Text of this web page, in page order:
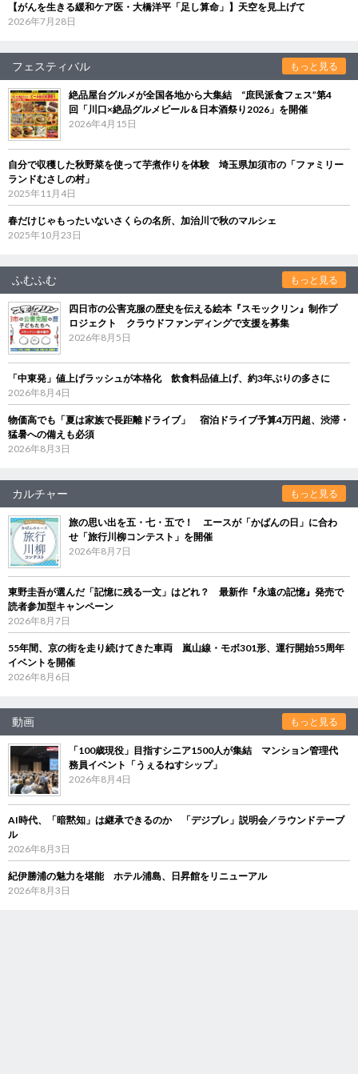
【がんを生きる緩和ケア医・大橋洋平「足し算命」】天空を見上げて
2026年7月28日
フェスティバル もっと見る
絶品屋台グルメが全国各地から大集結 “庶民派食フェス”第4
回「川口×絶品グルメビール＆日本酒祭り2026」を開催
2026年4月15日
自分で収穫した秋野菜を使って芋煮作りを体験 埼玉県加須市の「ファミリー
ランドむさしの村」
2025年11月4日
春だけじゃもったいないさくらの名所、加治川で秋のマルシェ
2025年10月23日
ふむふむ もっと見る
四日市の公害克服の歴史を伝える絵本『スモックリン』制作プ
ロジェクト クラウドファンディングで支援を募集
2026年8月5日
「中東発」値上げラッシュが本格化 飲食料品値上げ、約3年ぶりの多さに
2026年8月4日
物価高でも「夏は家族で長距離ドライブ」 宿泊ドライブ予算4万円超、渋滞・
猛暑への備えも必須
2026年8月3日
カルチャー もっと見る
旅の思い出を五・七・五で！ エースが「かばんの日」に合わ
せ「旅行川柳コンテスト」を開催
2026年8月7日
東野圭吾が選んだ「記憶に残る一文」はどれ？ 最新作『永遠の記憶』発売で
読者参加型キャンペーン
2026年8月7日
55年間、京の街を走り続けてきた車両 嵐山線・モボ301形、運行開始55周年
イベントを開催
2026年8月6日
動画 もっと見る
「100歳現役」目指すシニア1500人が集結 マンション管理代
務員イベント「うぇるねすシップ」
2026年8月4日
AI時代、「暗黙知」は継承できるのか 「デジブレ」説明会／ラウンドテーブ
ル
2026年8月3日
紀伊勝浦の魅力を堪能 ホテル浦島、日昇館をリニューアル
2026年8月3日